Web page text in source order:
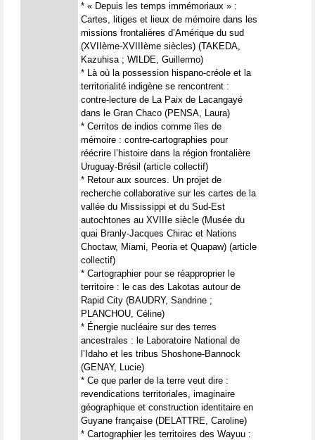
* « Depuis les temps immémoriaux » :
Cartes, litiges et lieux de mémoire dans les
missions frontalières d’Amérique du sud
(XVIIème-XVIIIème siècles) (TAKEDA,
Kazuhisa ; WILDE, Guillermo)
* Là où la possession hispano-créole et la
territorialité indigène se rencontrent :
contre-lecture de La Paix de Lacangayé
dans le Gran Chaco (PENSA, Laura)
* Cerritos de indios comme îles de
mémoire : contre-cartographies pour
réécrire l’histoire dans la région frontalière
Uruguay-Brésil (article collectif)
* Retour aux sources. Un projet de
recherche collaborative sur les cartes de la
vallée du Mississippi et du Sud-Est
autochtones au XVIIIe siècle (Musée du
quai Branly-Jacques Chirac et Nations
Choctaw, Miami, Peoria et Quapaw) (article
collectif)
* Cartographier pour se réapproprier le
territoire : le cas des Lakotas autour de
Rapid City (BAUDRY, Sandrine ;
PLANCHOU, Céline)
* Énergie nucléaire sur des terres
ancestrales : le Laboratoire National de
l’Idaho et les tribus Shoshone-Bannock
(GENAY, Lucie)
* Ce que parler de la terre veut dire :
revendications territoriales, imaginaire
géographique et construction identitaire en
Guyane française (DELATTRE, Caroline)
* Cartographier les territoires des Wayuu :